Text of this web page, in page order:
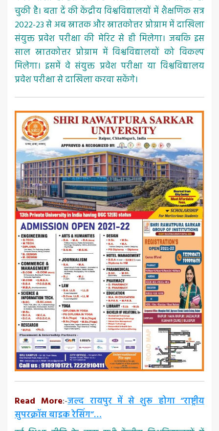
चुकी है। बता दें की केंद्रीय विश्वविद्यालयों में शैक्षणिक सत्र
2022-23 से अब स्नातक और स्नातकोत्तर प्रोग्राम में दाखिला
संयुक्त प्रवेश परीक्षा की मेरिट से ही मिलेगा। जबकि इस
साल स्नातकोत्तर प्रोग्राम में विश्वविद्यालयों को विकल्प
मिलेगा। इसमें वे संयुक्त प्रवेश परीक्षा या विश्वविद्यालय
प्रवेश परीक्षा से दाखिला करवा सकेंगे।
Read More:-जल्द रायपुर में से शुरू होगा “राष्ट्रीय
सुपरक्रॉस बाइक रेसिंग”…